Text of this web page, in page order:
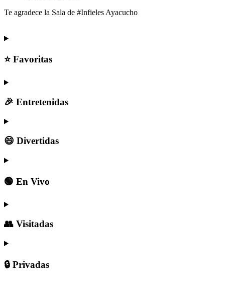
Te agradece la Sala de #Infieles Ayacucho
⭐ Favoritas
🎉 Entretenidas
😄 Divertidas
🟢 En Vivo
👥 Visitadas
🔒 Privadas